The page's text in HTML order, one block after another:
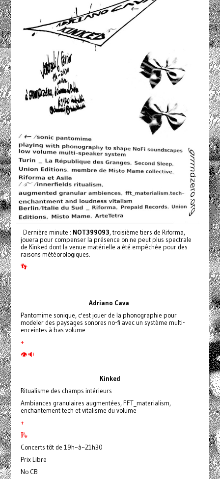
Dernière minute : NOT399093, troisième tiers de Riforma,
jouera pour compenser la présence on ne peut plus spectrale
de Kinked dont la venue matérielle a été empêchée pour des
raisons météorologiques.
👣
Adriano Cava
Pantomime sonique, c'est jouer de la phonographie pour
modeler des paysages sonores no-fi avec un système multi-
enceintes à bas volume.
+
👁🔉
Kinked
Ritualisme des champs intérieurs
Ambiances granulaires augmentées, FFT_materialism,
enchantement tech et vitalisme du volume
+
🛝
Concerts tôt de 19h~à~21h30
Prix Libre
No CB